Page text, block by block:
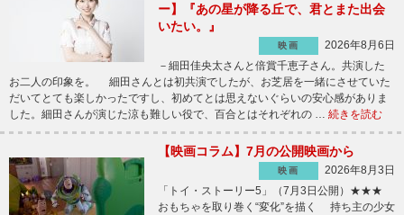
ー】『あの星が降る丘で、君とまた出会
いたい。』
映画
2026年8月6日
－細田佳央太さんと倍賞千恵子さん。共演した
お二人の印象を。 細田さんとは初共演でしたが、お芝居を一緒にさせていた
だいてとても楽しかったですし、初めてとは思えないぐらいの安心感がありま
した。細田さんが演じた涼も難しい役で、百合とはそれぞれの … 続きを読む
【映画コラム】7月の公開映画から
映画
2026年8月3日
「トイ・ストーリー5」（7月3日公開）★★★
おもちゃを取り巻く“変化”を描く 持ち主の少女